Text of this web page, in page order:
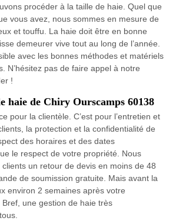
procéder à la taille de haie. Quel que
vous avez, nous sommes en mesure de
et touffu. La haie doit être en bonne
demeurer vive tout au long de l’année.
avec les bonnes méthodes et matériels
N’hésitez pas de faire appel à notre
!
haie de Chiry Ourscamps 60138
pour la clientèle. C’est pour l’entretien et
la protection et la confidentialité de
des horaires et des dates
le respect de votre propriété. Nous
un retour de devis en moins de 48
de soumission gratuite. Mais avant la
environ 2 semaines après votre
une gestion de haie très